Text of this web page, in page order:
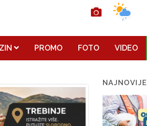
PROMO FOTO VIDEO
NAJNOVIJE